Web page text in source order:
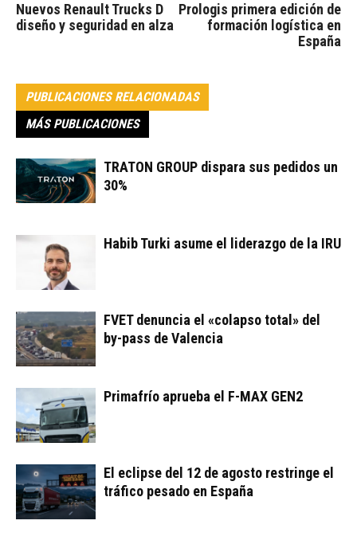
Nuevos Renault Trucks D
diseño y seguridad en alza
Prologis primera edición de
formación logística en
España
PUBLICACIONES RELACIONADAS
MÁS PUBLICACIONES
TRATON GROUP dispara sus pedidos un
30%
Habib Turki asume el liderazgo de la IRU
FVET denuncia el «colapso total» del
by-pass de Valencia
Primafrío aprueba el F-MAX GEN2
El eclipse del 12 de agosto restringe el
tráfico pesado en España